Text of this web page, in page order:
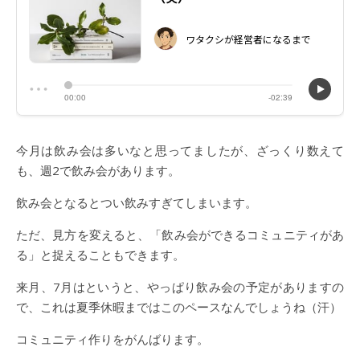
今月は飲み会は多いなと思ってましたが、ざっくり数えて
も、週2で飲み会があります。
飲み会となるとつい飲みすぎてしまいます。
ただ、見方を変えると、「飲み会ができるコミュニティがあ
る」と捉えることもできます。
来月、7月はというと、やっぱり飲み会の予定がありますの
で、これは夏季休暇まではこのペースなんでしょうね（汗）
コミュニティ作りをがんばります。